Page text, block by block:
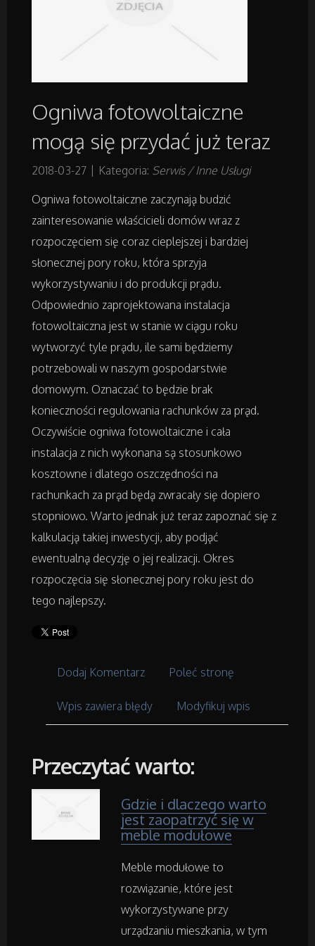
Budowlanka
Remonty, Elektryk, Hydraulik
Materiały Budowlane
Działki
Drzwi i Okna
Nieruchomości, Działki
Domy, Mieszkania
Placówki Edukacyjne
Kursy i Szkolenia
Tłumaczenia
Książki, Czasopisma
Handel Online
Meble
Wyposażenie Wnętrz
Sport
Elektronika, RTV, AGD
Art. Dla Zwierząt
Ogniwa fotowoltaiczne
mogą się przydać już teraz
2018-03-27 Kategoria: Serwis / Inne Usługi
Ogniwa fotowoltaiczne zaczynają budzić
zainteresowanie właścicieli domów wraz z
rozpoczęciem się coraz cieplejszej i bardziej
słonecznej pory roku, która sprzyja
wykorzystywaniu i do produkcji prądu.
Odpowiednio zaprojektowana instalacja
fotowoltaiczna jest w stanie w ciągu roku
wytworzyć tyle prądu, ile sami będziemy
potrzebowali w naszym gospodarstwie
domowym. Oznaczać to będzie brak
konieczności regulowania rachunków za prąd.
Oczywiście ogniwa fotowoltaiczne i cała
instalacja z nich wykonana są stosunkowo
kosztowne i dlatego oszczędności na
rachunkach za prąd będą zwracały się dopiero
stopniowo. Warto jednak już teraz zapoznać się z
kalkulacją takiej inwestycji, aby podjąć
ewentualną decyzję o jej realizacji. Okres
rozpoczęcia się słonecznej pory roku jest do
tego najlepszy.
Dodaj Komentarz Poleć stronę
Wpis zawiera błędy Modyfikuj wpis
Przeczytać warto:
Gdzie i dlaczego warto
jest zaopatrzyć się w
meble modułowe
Meble modułowe to
rozwiązanie, które jest
wykorzystywane przy
urządzaniu mieszkania, w tym